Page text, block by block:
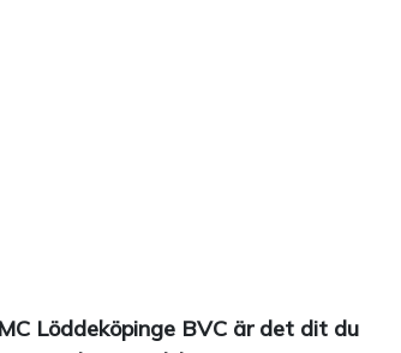
Löddeköpinge BVC är det dit du